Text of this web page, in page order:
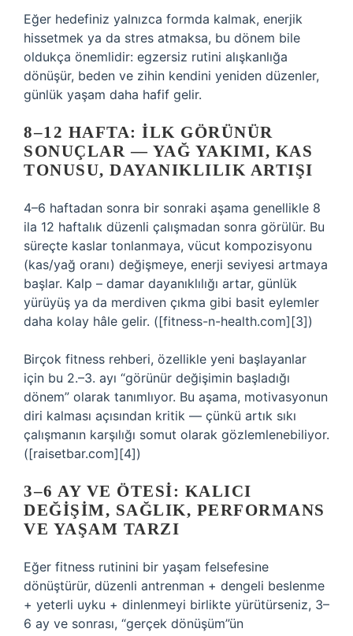
Eğer hedefiniz yalnızca formda kalmak, enerjik
hissetmek ya da stres atmaksa, bu dönem bile
oldukça önemlidir: egzersiz rutini alışkanlığa
dönüşür, beden ve zihin kendini yeniden düzenler,
günlük yaşam daha hafif gelir.
8–12 HAFTA: İLK GÖRÜNÜR
SONUÇLAR — YAĞ YAKIMI, KAS
TONUSU, DAYANIKLILIK ARTIŞI
4–6 haftadan sonra bir sonraki aşama genellikle 8
ila 12 haftalık düzenli çalışmadan sonra görülür. Bu
süreçte kaslar tonlanmaya, vücut kompozisyonu
(kas/yağ oranı) değişmeye, enerji seviyesi artmaya
başlar. Kalp – damar dayanıklılığı artar, günlük
yürüyüş ya da merdiven çıkma gibi basit eylemler
daha kolay hâle gelir. ([fitness-n-health.com][3])
Birçok fitness rehberi, özellikle yeni başlayanlar
için bu 2.–3. ayı “görünür değişimin başladığı
dönem” olarak tanımlıyor. Bu aşama, motivasyonun
diri kalması açısından kritik — çünkü artık sıkı
çalışmanın karşılığı somut olarak gözlemlenebiliyor.
([raisetbar.com][4])
3–6 AY VE ÖTESI: KALICI
DEĞIŞIM, SAĞLIK, PERFORMANS
VE YAŞAM TARZI
Eğer fitness rutinini bir yaşam felsefesine
dönüştürür, düzenli antrenman + dengeli beslenme
+ yeterli uyku + dinlenmeyi birlikte yürütürseniz, 3–
6 ay ve sonrası, “gerçek dönüşüm”ün